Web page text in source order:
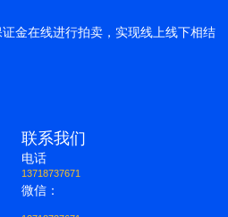
金在线进行拍卖，实现线上线下相结
联系我们
电话
13718737671
微信：